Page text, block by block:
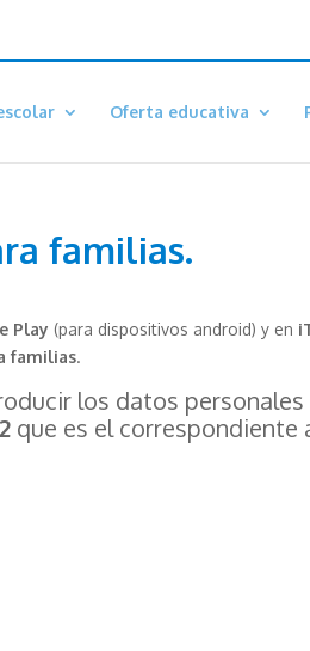
Oferta educativa
familias.
Play (para dispositivos android) y en
familias.
los datos
que es el correspondiente